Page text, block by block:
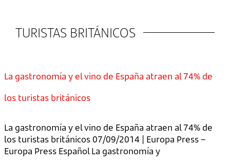
TURISTAS BRITÁNICOS
La gastronomía y el vino de España atraen al 74% de
los turistas británicos
La gastronomía y el vino de España atraen al 74% de
los turistas británicos 07/09/2014 | Europa Press –
Europa Press Español La gastronomía y